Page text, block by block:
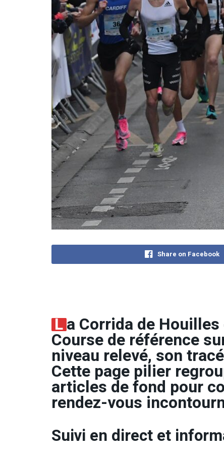
Share on Facebook
La Corrida de Houilles
Course de référence
niveau relevé, son
Cette page pilier
articles de fond pour
rendez-vous
Suivi en direct et